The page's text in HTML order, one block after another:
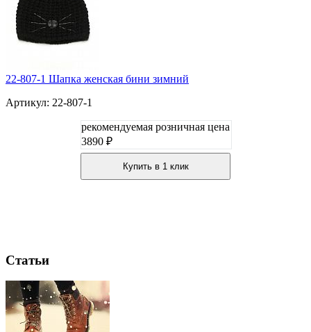
22-807-1 Шапка женская бини зимний
Артикул: 22-807-1
рекомендуемая розничная цена
3890 ₽
Купить в 1 клик
Статьи